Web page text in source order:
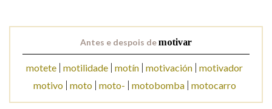
Na fraseoloxía
Antes e despois demotivar
motete motilidade motín motivación motivador
motivo
moto moto- motobomba motocarro